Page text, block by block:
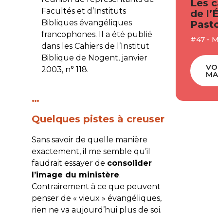
Facultés et d’Instituts
Bibliques évangéliques
francophones. Il a été publié
dans les Cahiers de l’Institut
Biblique de Nogent, janvier
2003, n° 118.
…
Quelques pistes à creuser
Sans savoir de quelle manière
exactement, il me semble qu’il
faudrait essayer de consolider
l’image du ministère.
Contrairement à ce que peuvent
penser de « vieux » évangéliques,
rien ne va aujourd’hui plus de soi.
Les
de
#47 -